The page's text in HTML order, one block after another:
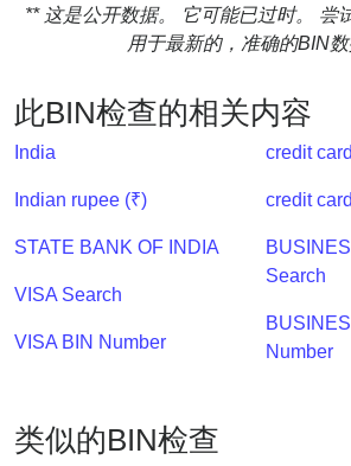
What
IP
Address
?
IP
IP
BIN
/
** 这是公开数据。 它可能已过时。 尝
用于最新的，准确的BIN数
此BIN检查的相关内容
India
Indian rupee (₹)
STATE BANK OF INDIA
VISA Search
VISA BIN Number
credit
credit
Search
Number
类似的BIN检查